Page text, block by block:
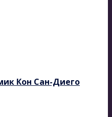
Кон Сан-Диего